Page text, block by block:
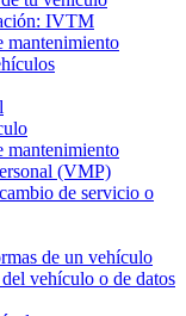
IVTM
mantenimiento
mantenimiento
(VMP)
de servicio o
de un vehículo
vehículo o de datos